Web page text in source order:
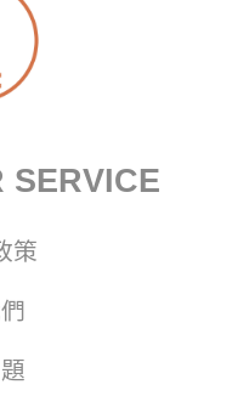
SERVICE
策